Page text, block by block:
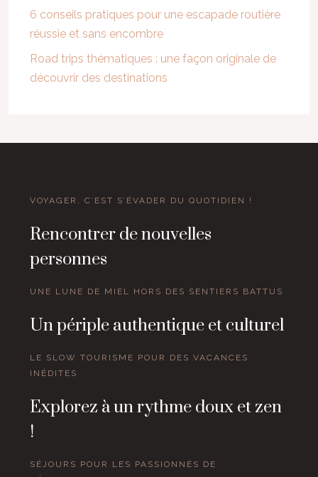
6 conseils pratiques pour une escapade routière
réussie et sans encombre
Road trips thématiques : une façon originale de
découvrir des destinations
VOYAGER, C’EST S’ÉVADER DU QUOTIDIEN !
Rencontrer de nouvelles
personnes
UNE LUNE DE MIEL HORS DES SENTIERS BATTUS
Un périple authentique et culturel
LE SLOW TOURISME POUR DES VACANCES
INÉDITES
Explorez à un rythme doux et zen
!
SÉJOURS POUR LES PASSIONNÉS DE